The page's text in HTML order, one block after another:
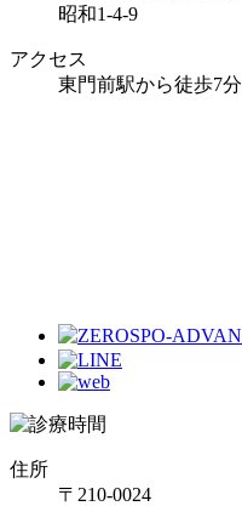
昭和1-4-9
アクセス
東門前駅から徒歩7分
住所
〒210-0024